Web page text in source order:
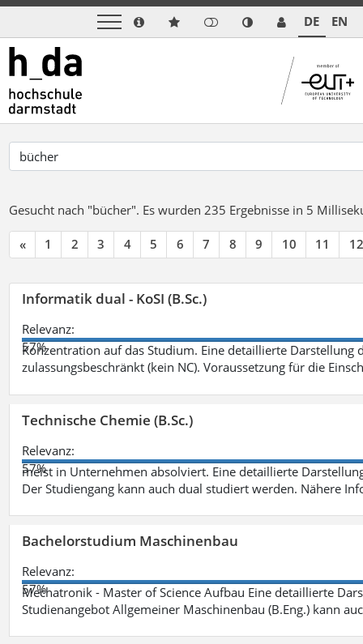
DE EN
Gesucht nach "bücher". Es wurden 235 Ergebnisse in 5
« 1 2 3 4 5 6 7 8 9 10 11 12
Informatik dual - KoSI (B.Sc.)
Relevanz:
57%
Konzentration auf das Studium. Eine detaillierte
zulassungsbeschränkt (kein NC). Voraussetzung für die
Technische Chemie (B.Sc.)
Relevanz:
57%
meist in Unternehmen absolviert. Eine detaillierte
Der Studiengang kann auch dual studiert werden. Nähere
Bachelorstudium Maschinenbau
Relevanz:
57%
Mechatronik - Master of Science Aufbau Eine detaillierte
Studienangebot Allgemeiner Maschinenbau (B.Eng.) kann